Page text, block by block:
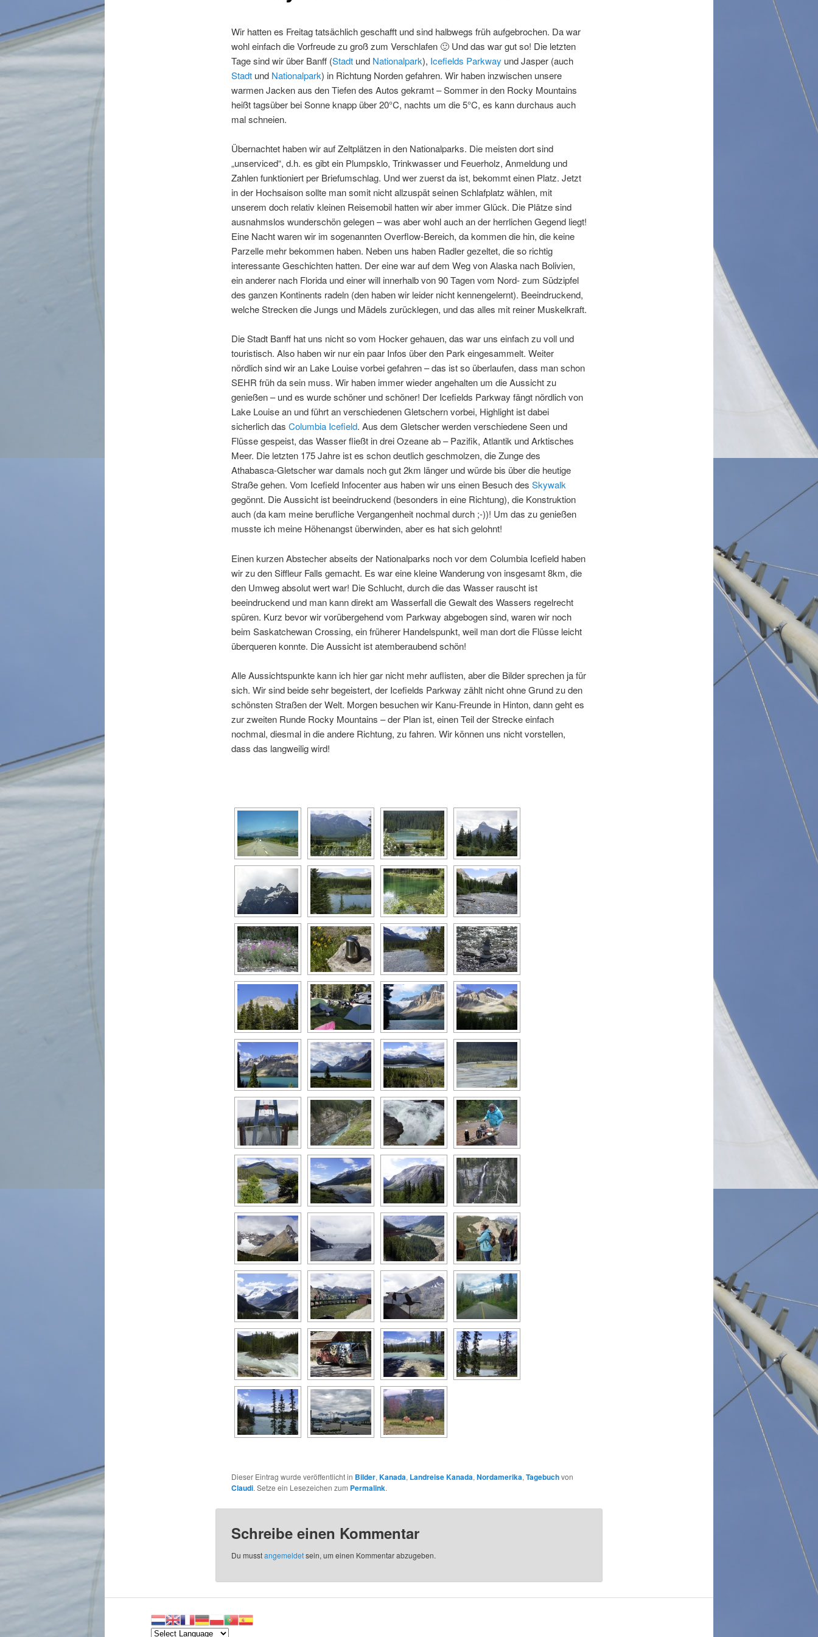
Wir hatten es Freitag tatsächlich geschafft und sind halbwegs früh aufgebrochen. Da war
wohl einfach die Vorfreude zu groß zum Verschlafen 🙂 Und das war gut so! Die letzten
Tage sind wir über Banff (Stadtund Nationalpark), Icefields Parkway und Jasper (auch
Stadtund Nationalpark) in Richtung Norden gefahren. Wir haben inzwischen unsere
warmen Jacken aus den Tiefen des Autos gekramt – Sommer in den Rocky Mountains
heißt tagsüber bei Sonne knapp über 20°C, nachts um die 5°C, es kann durchaus auch
mal schneien.
Übernachtet haben wir auf Zeltplätzen in den Nationalparks. Die meisten dort sind
„unserviced“, d.h. es gibt ein Plumpsklo, Trinkwasser und Feuerholz, Anmeldung und
Zahlen funktioniert per Briefumschlag. Und wer zuerst da ist, bekommt einen Platz. Jetzt
in der Hochsaison sollte man somit nicht allzuspät seinen Schlafplatz wählen, mit
unserem doch relativ kleinen Reisemobil hatten wir aber immer Glück. Die Plätze sind
ausnahmslos wunderschön gelegen – was aber wohl auch an der herrlichen Gegend liegt!
Eine Nacht waren wir im sogenannten Overflow-Bereich, da kommen die hin, die keine
Parzelle mehr bekommen haben. Neben uns haben Radler gezeltet, die so richtig
interessante Geschichten hatten. Der eine war auf dem Weg von Alaska nach Bolivien,
ein anderer nach Florida und einer will innerhalb von 90 Tagen vom Nord- zum Südzipfel
des ganzen Kontinents radeln (den haben wir leider nicht kennengelernt). Beeindruckend,
welche Strecken die Jungs und Mädels zurücklegen, und das alles mit reiner Muskelkraft.
Die Stadt Banff hat uns nicht so vom Hocker gehauen, das war uns einfach zu voll und
touristisch. Also haben wir nur ein paar Infos über den Park eingesammelt. Weiter
nördlich sind wir an Lake Louise vorbei gefahren – das ist so überlaufen, dass man schon
SEHR früh da sein muss. Wir haben immer wieder angehalten um die Aussicht zu
genießen – und es wurde schöner und schöner! Der Icefields Parkway fängt nördlich von
Lake Louise an und führt an verschiedenen Gletschern vorbei, Highlight ist dabei
sicherlich das Columbia Icefield. Aus dem Gletscher werden verschiedene Seen und
Flüsse gespeist, das Wasser fließt in drei Ozeane ab – Pazifik, Atlantik und Arktisches
Meer. Die letzten 175 Jahre ist es schon deutlich geschmolzen, die Zunge des
Athabasca-Gletscher war damals noch gut 2km länger und würde bis über die heutige
Straße gehen. Vom Icefield Infocenter aus haben wir uns einen Besuch des Skywalk
gegönnt. Die Aussicht ist beeindruckend (besonders in eine Richtung), die Konstruktion
auch (da kam meine berufliche Vergangenheit nochmal durch ;-))! Um das zu genießen
musste ich meine Höhenangst überwinden, aber es hat sich gelohnt!
Einen kurzen Abstecher abseits der Nationalparks noch vor dem Columbia Icefield haben
wir zu den Siffleur Falls gemacht. Es war eine kleine Wanderung von insgesamt 8km, die
den Umweg absolut wert war! Die Schlucht, durch die das Wasser rauscht ist
beeindruckend und man kann direkt am Wasserfall die Gewalt des Wassers regelrecht
spüren. Kurz bevor wir vorübergehend vom Parkway abgebogen sind, waren wir noch
beim Saskatchewan Crossing, ein früherer Handelspunkt, weil man dort die Flüsse leicht
überqueren konnte. Die Aussicht ist atemberaubend schön!
Alle Aussichtspunkte kann ich hier gar nicht mehr auflisten, aber die Bilder sprechen ja für
sich. Wir sind beide sehr begeistert, der Icefields Parkway zählt nicht ohne Grund zu den
schönsten Straßen der Welt. Morgen besuchen wir Kanu-Freunde in Hinton, dann geht es
zur zweiten Runde Rocky Mountains – der Plan ist, einen Teil der Strecke einfach
nochmal, diesmal in die andere Richtung, zu fahren. Wir können uns nicht vorstellen,
dass das langweilig wird!
Dieser Eintrag wurde veröffentlicht in Bilder, Kanada, Landreise Kanada, Nordamerika, Tagebuchvon
Claudi. Setze ein Lesezeichen zum Permalink.
Schreibe einen Kommentar
Du musstangemeldetsein, um einen Kommentar abzugeben.